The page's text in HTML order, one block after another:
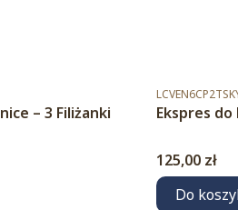
– 3 Filiżanki
Kod produktu
Ekspres
Cena
125,00 zł
Do